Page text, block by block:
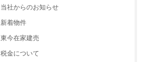
当社からのお知らせ
新着物件
東今在家建売
税金について